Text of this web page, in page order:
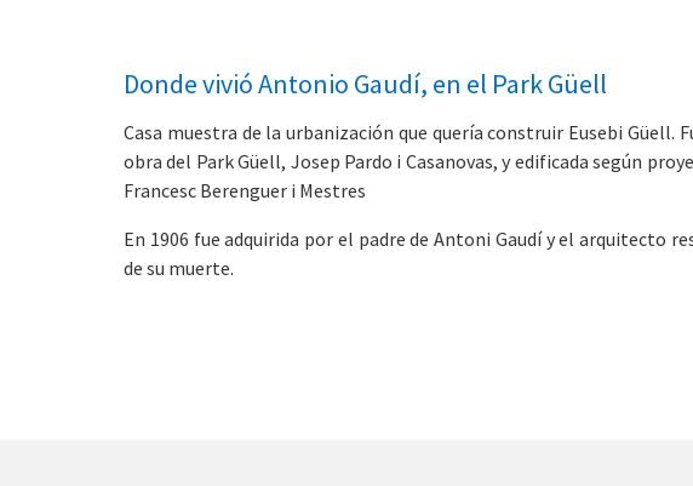
Donde vivió Antonio Gaudí, en el Park Güell
Casa muestra de la urbanización que quería construir Eusebi
obra del Park Güell, Josep Pardo i Casanovas, y edificada según
Francesc Berenguer i Mestres
En 1906 fue adquirida por el padre de Antoni Gaudí y el arquitecto
de su muerte.